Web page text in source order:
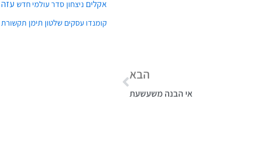
הבא
אי הבנה משעשעת
אקלים ניצחון סדר עולמי חדש עזה
קומנדו עסקים שלטון תימן תקשורת